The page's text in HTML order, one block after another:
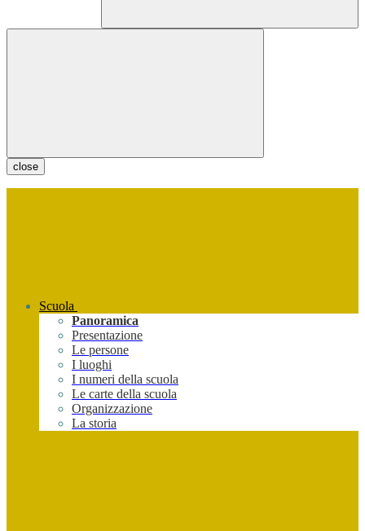
close
Scuola
Panoramica
Presentazione
Le persone
I luoghi
I numeri della scuola
Le carte della scuola
Organizzazione
La storia